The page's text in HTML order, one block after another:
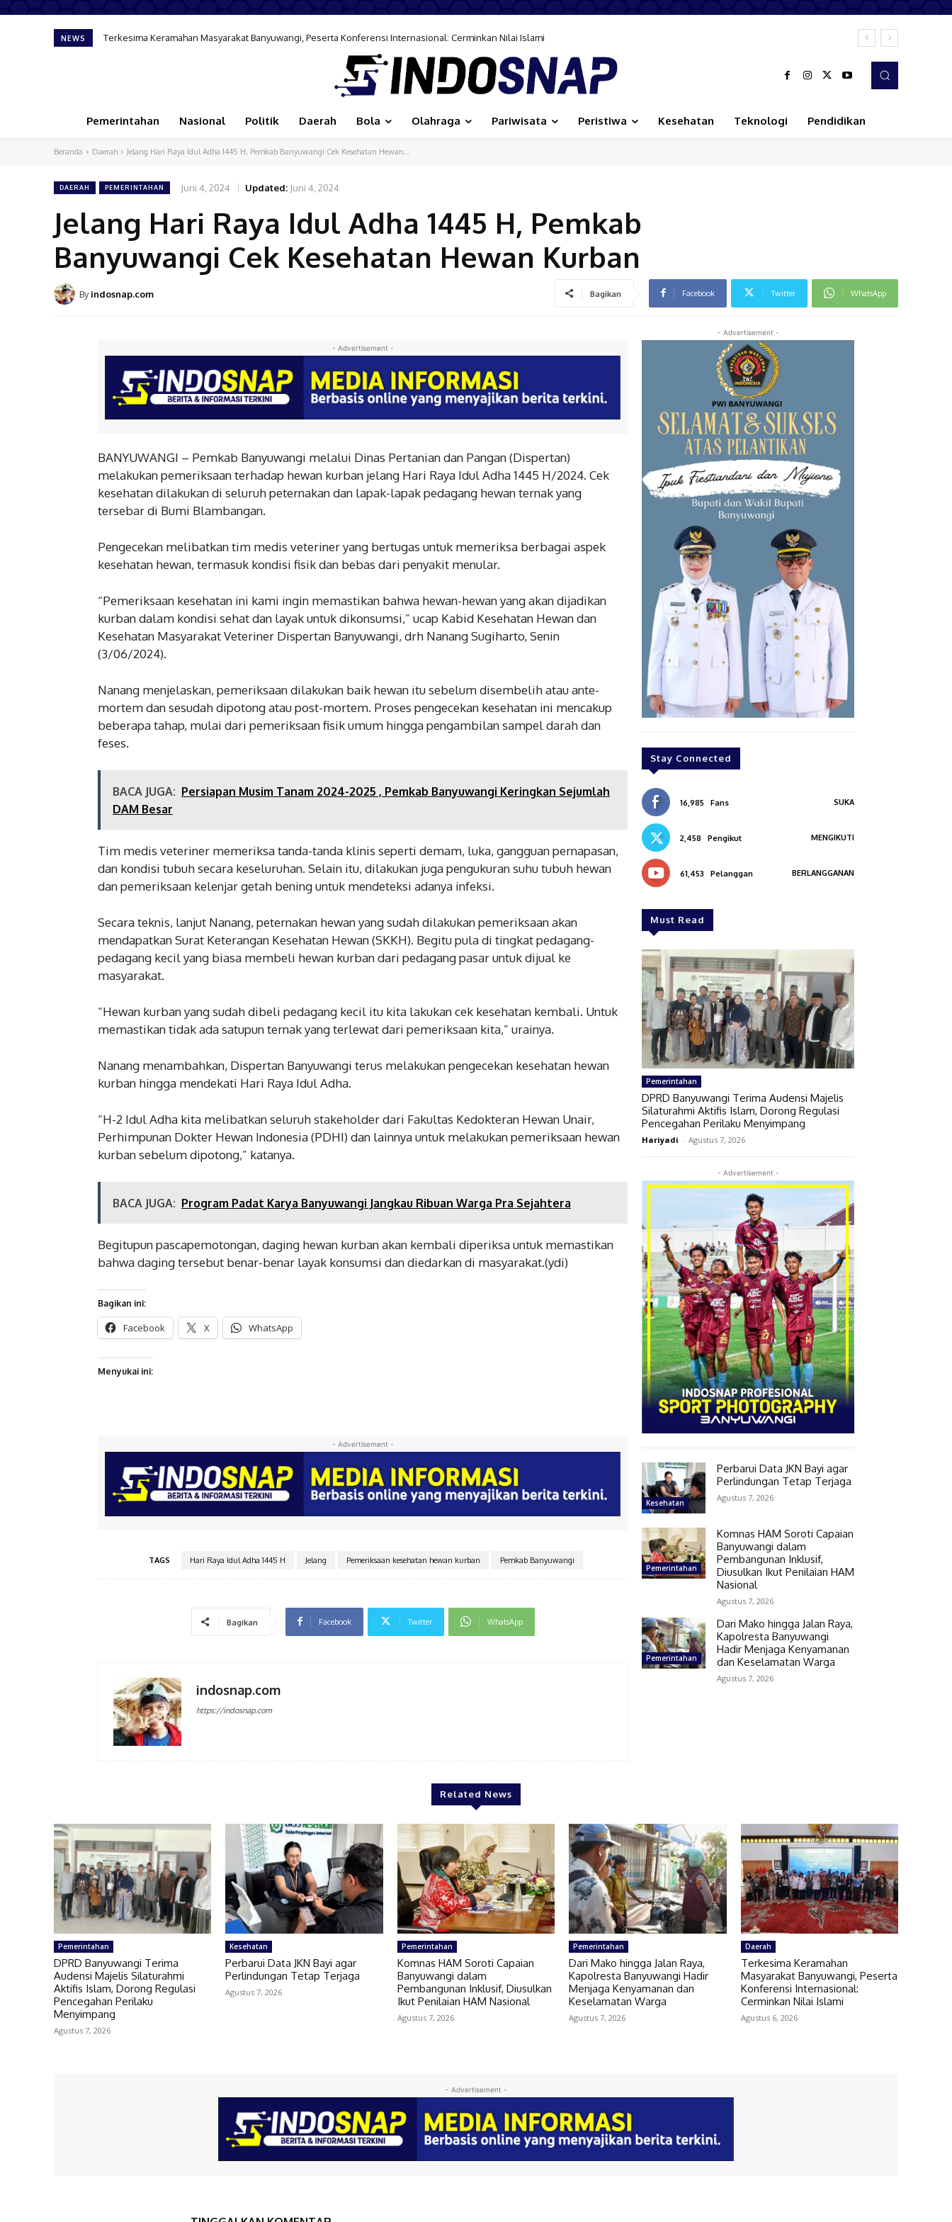
NEWS Terkesima Keramahan Masyarakat Banyuwangi, Peserta Konferensi Internasional: Cerminkan Nilai Islami
Pemerintahan Nasional Politik Daerah Bola Olahraga Pariwisata Peristiwa Kesehatan Teknologi Pendidikan
Beranda Daerah Jelang Hari Raya Idul Adha 1445 H, Pemkab Banyuwangi Cek Kesehatan Hewan...
DAERAH PEMERINTAHAN Juni 4, 2024 Updated: Juni 4, 2024
Jelang Hari Raya Idul Adha 1445 H, Pemkab
Banyuwangi Cek Kesehatan Hewan Kurban
By indosnap.com Bagikan Facebook Twitter WhatsApp
- Advertisement -
BANYUWANGI – Pemkab Banyuwangi melalui Dinas Pertanian dan Pangan (Dispertan)
melakukan pemeriksaan terhadap hewan kurban jelang Hari Raya Idul Adha 1445 H/2024. Cek
kesehatan dilakukan di seluruh peternakan dan lapak-lapak pedagang hewan ternak yang
tersebar di Bumi Blambangan.
Pengecekan melibatkan tim medis veteriner yang bertugas untuk memeriksa berbagai aspek
kesehatan hewan, termasuk kondisi fisik dan bebas dari penyakit menular.
“Pemeriksaan kesehatan ini kami ingin memastikan bahwa hewan-hewan yang akan dijadikan
kurban dalam kondisi sehat dan layak untuk dikonsumsi,” ucap Kabid Kesehatan Hewan dan
Kesehatan Masyarakat Veteriner Dispertan Banyuwangi, drh Nanang Sugiharto, Senin
(3/06/2024).
Nanang menjelaskan, pemeriksaan dilakukan baik hewan itu sebelum disembelih atau ante-
mortem dan sesudah dipotong atau post-mortem. Proses pengecekan kesehatan ini mencakup
beberapa tahap, mulai dari pemeriksaan fisik umum hingga pengambilan sampel darah dan
feses.
BACA JUGA: Persiapan Musim Tanam 2024-2025 , Pemkab Banyuwangi Keringkan Sejumlah
DAM Besar
Tim medis veteriner memeriksa tanda-tanda klinis seperti demam, luka, gangguan pernapasan,
dan kondisi tubuh secara keseluruhan. Selain itu, dilakukan juga pengukuran suhu tubuh hewan
dan pemeriksaan kelenjar getah bening untuk mendeteksi adanya infeksi.
Secara teknis, lanjut Nanang, peternakan hewan yang sudah dilakukan pemeriksaan akan
mendapatkan Surat Keterangan Kesehatan Hewan (SKKH). Begitu pula di tingkat pedagang-
pedagang kecil yang biasa membeli hewan kurban dari pedagang pasar untuk dijual ke
masyarakat.
“Hewan kurban yang sudah dibeli pedagang kecil itu kita lakukan cek kesehatan kembali. Untuk
memastikan tidak ada satupun ternak yang terlewat dari pemeriksaan kita,” urainya.
Nanang menambahkan, Dispertan Banyuwangi terus melakukan pengecekan kesehatan hewan
kurban hingga mendekati Hari Raya Idul Adha.
“H-2 Idul Adha kita melibatkan seluruh stakeholder dari Fakultas Kedokteran Hewan Unair,
Perhimpunan Dokter Hewan Indonesia (PDHI) dan lainnya untuk melakukan pemeriksaan hewan
kurban sebelum dipotong,” katanya.
BACA JUGA: Program Padat Karya Banyuwangi Jangkau Ribuan Warga Pra Sejahtera
Begitupun pascapemotongan, daging hewan kurban akan kembali diperiksa untuk memastikan
bahwa daging tersebut benar-benar layak konsumsi dan diedarkan di masyarakat.(ydi)
Bagikan ini:
Facebook X WhatsApp
Menyukai ini:
- Advertisement -
TAGS Hari Raya Idul Adha 1445 H Jelang Pemeriksaan kesehatan hewan kurban Pemkab Banyuwangi
Bagikan Facebook Twitter WhatsApp
indosnap.com
https://indosnap.com
- Advertisement -
Stay Connected
16,985 Fans SUKA
2,458 Pengikut MENGIKUTI
61,453 Pelanggan BERLANGGANAN
Must Read
Pemerintahan
DPRD Banyuwangi Terima Audensi Majelis
Silaturahmi Aktifis Islam, Dorong Regulasi
Pencegahan Perilaku Menyimpang
Hariyadi - Agustus 7, 2026
- Advertisement -
Kesehatan
Perbarui Data JKN Bayi agar
Perlindungan Tetap Terjaga
Agustus 7, 2026
Pemerintahan
Komnas HAM Soroti Capaian
Banyuwangi dalam
Pembangunan Inklusif,
Diusulkan Ikut Penilaian HAM
Nasional
Agustus 7, 2026
Pemerintahan
Dari Mako hingga Jalan Raya,
Kapolresta Banyuwangi
Hadir Menjaga Kenyamanan
dan Keselamatan Warga
Agustus 7, 2026
Related News
Pemerintahan
DPRD Banyuwangi Terima
Audensi Majelis Silaturahmi
Aktifis Islam, Dorong Regulasi
Pencegahan Perilaku
Menyimpang
Agustus 7, 2026
Kesehatan
Perbarui Data JKN Bayi agar
Perlindungan Tetap Terjaga
Agustus 7, 2026
Pemerintahan
Komnas HAM Soroti Capaian
Banyuwangi dalam
Pembangunan Inklusif, Diusulkan
Ikut Penilaian HAM Nasional
Agustus 7, 2026
Pemerintahan
Dari Mako hingga Jalan Raya,
Kapolresta Banyuwangi Hadir
Menjaga Kenyamanan dan
Keselamatan Warga
Agustus 7, 2026
Daerah
Terkesima Keramahan
Masyarakat Banyuwangi, Peserta
Konferensi Internasional:
Cerminkan Nilai Islami
Agustus 6, 2026
- Advertisement -